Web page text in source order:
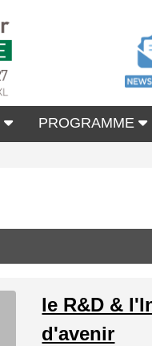
PROGRAMME
le R&D &
d'avenir